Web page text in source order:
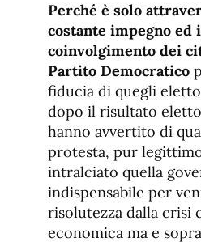
Perché è solo
costante impegno ed
coinvolgimento dei
Partito Democratico
fiducia di quegli
dopo il risultato
hanno avvertito di
protesta, pur
intralciato quella
indispensabile per
risolutezza dalla crisi
economica ma e